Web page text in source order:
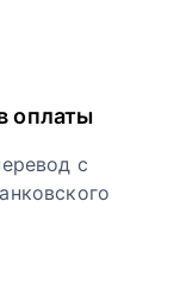
оплаты
с